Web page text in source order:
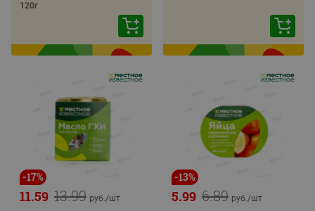
120г
-17%
13.99
11.59 руб./шт
-13%
6.89
5.99 руб./шт